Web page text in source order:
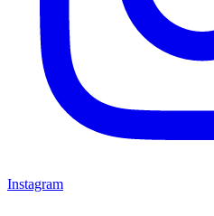
Instagram